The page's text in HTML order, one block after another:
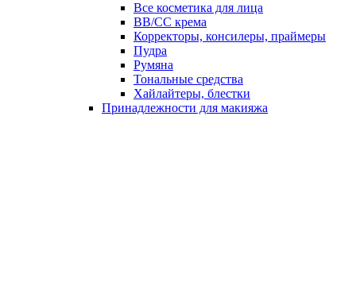
Все косметика для лица
ВВ/СС крема
Корректоры, консилеры, праймеры
Пудра
Румяна
Тональные средства
Хайлайтеры, блестки
Принадлежности для макияжа